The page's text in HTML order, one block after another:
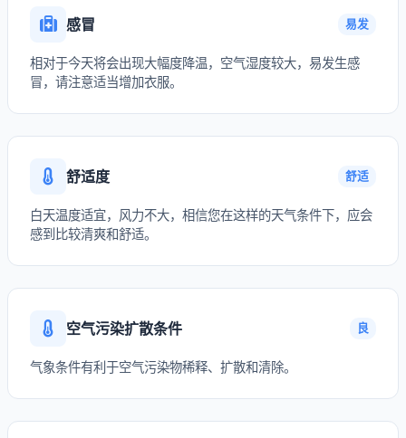
感冒 易发
相对于今天将会出现大幅度降温，空气湿度较大，易发生感
冒，请注意适当增加衣服。
舒适度 舒适
白天温度适宜，风力不大，相信您在这样的天气条件下，应会
感到比较清爽和舒适。
空气污染扩散条件 良
气象条件有利于空气污染物稀释、扩散和清除。